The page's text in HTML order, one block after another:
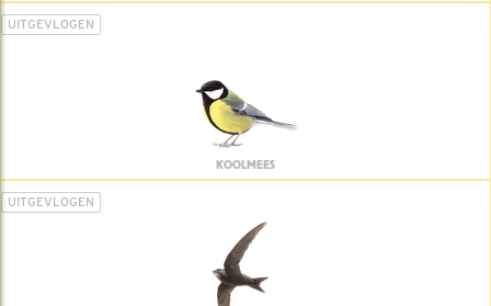
UITGEVLOGEN
KOOLMEES
UITGEVLOGEN